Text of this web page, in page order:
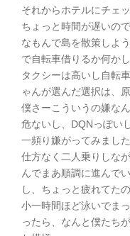
それからホテルにチェ
ちょっと時間が遅いの
なもんで島を散策しよ
で自転車借りるか何か
タクシーは高いし自転
ゃんが選んだ選択は、
僕さーこういうの嫌な
危ないし、DQNっぽいし
一頻り嫌がってみまし
仕方なく二人乗りしな
んでまあ順調に進んで
し、ちょっと疲れてた
小一時間ほど泳いでま
ったら、なんと僕たち